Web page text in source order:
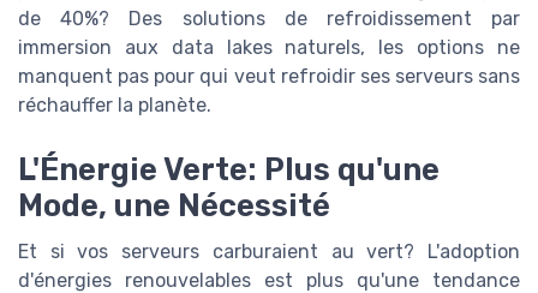
de 40%? Des solutions de refroidissement par
immersion aux data lakes naturels, les options ne
manquent pas pour qui veut refroidir ses serveurs sans
réchauffer la planète.
L'Énergie Verte: Plus qu'une
Mode, une Nécessité
Et si vos serveurs carburaient au vert? L'adoption
d'énergies renouvelables est plus qu'une tendance